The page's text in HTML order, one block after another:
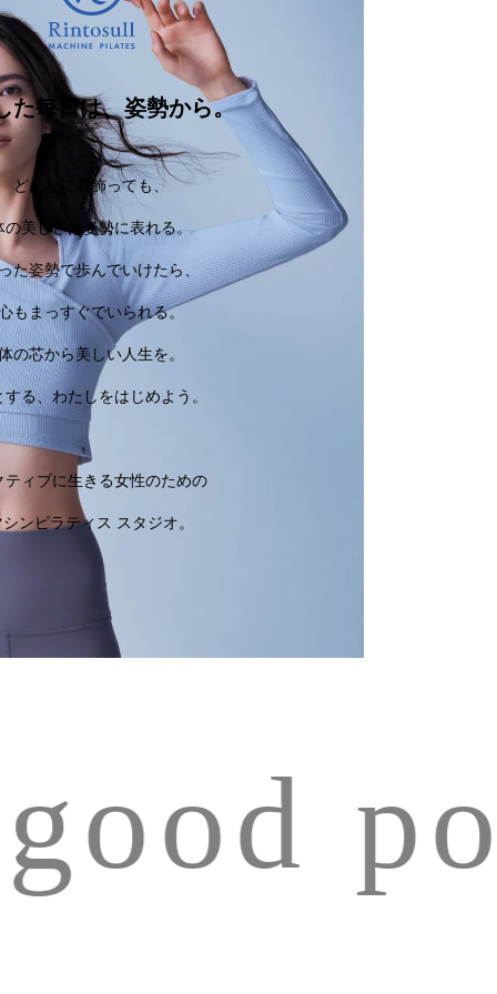
た毎日は、姿勢から。
どんなに着飾っても、
の美しさは姿勢に表れる。
た姿勢で歩んでいけたら、
もまっすぐでいられる。
の芯から美しい人生を。
する、わたしをはじめよう。
ティブに生きる女性のための
シンピラティス スタジオ。